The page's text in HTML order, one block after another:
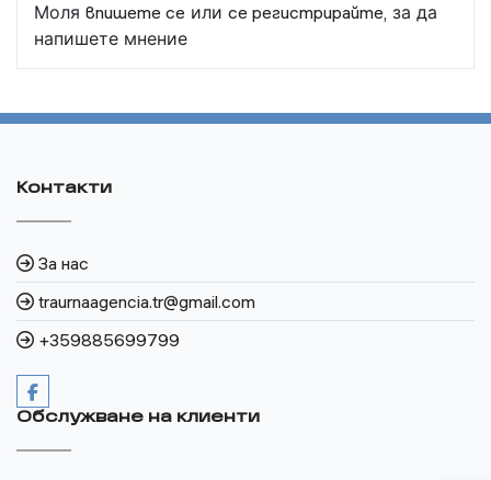
Моля впишете се или се регистрирайте, за да
напишете мнение
Контакти
За нас
traurnaagencia.tr@gmail.com
+359885699799
Обслужване на клиенти